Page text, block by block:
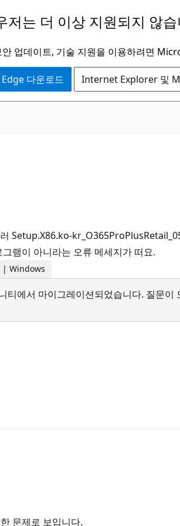
저는 더 이상 지원되지 않
안 업데이트, 기술 지원을 이용하려면
다운로드 Internet Explorer 및
Setup.X86.ko-
램이 아니라는 오류 메세지가 떠요.
| Windows
에서 마이그레이션되었습니다. 질문
문제로 보입니다.